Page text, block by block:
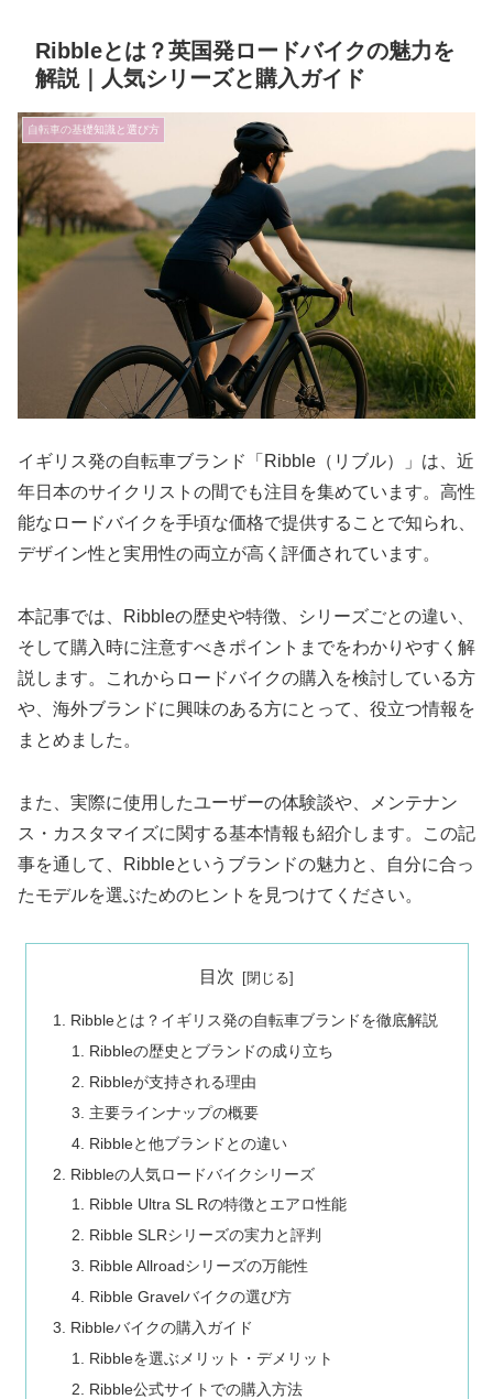
Ribbleとは？英国発ロードバイクの魅力を
解説｜人気シリーズと購入ガイド
自転車の基礎知識と選び方
イギリス発の自転車ブランド「Ribble（リブル）」は、近
年日本のサイクリストの間でも注目を集めています。高性
能なロードバイクを手頃な価格で提供することで知られ、
デザイン性と実用性の両立が高く評価されています。
本記事では、Ribbleの歴史や特徴、シリーズごとの違い、
そして購入時に注意すべきポイントまでをわかりやすく解
説します。これからロードバイクの購入を検討している方
や、海外ブランドに興味のある方にとって、役立つ情報を
まとめました。
また、実際に使用したユーザーの体験談や、メンテナン
ス・カスタマイズに関する基本情報も紹介します。この記
事を通して、Ribbleというブランドの魅力と、自分に合っ
たモデルを選ぶためのヒントを見つけてください。
目次
Ribbleとは？イギリス発の自転車ブランドを徹底解説
Ribbleの歴史とブランドの成り立ち
Ribbleが支持される理由
主要ラインナップの概要
Ribbleと他ブランドとの違い
Ribbleの人気ロードバイクシリーズ
Ribble Ultra SL Rの特徴とエアロ性能
Ribble SLRシリーズの実力と評判
Ribble Allroadシリーズの万能性
Ribble Gravelバイクの選び方
Ribbleバイクの購入ガイド
Ribbleを選ぶメリット・デメリット
Ribble公式サイトでの購入方法